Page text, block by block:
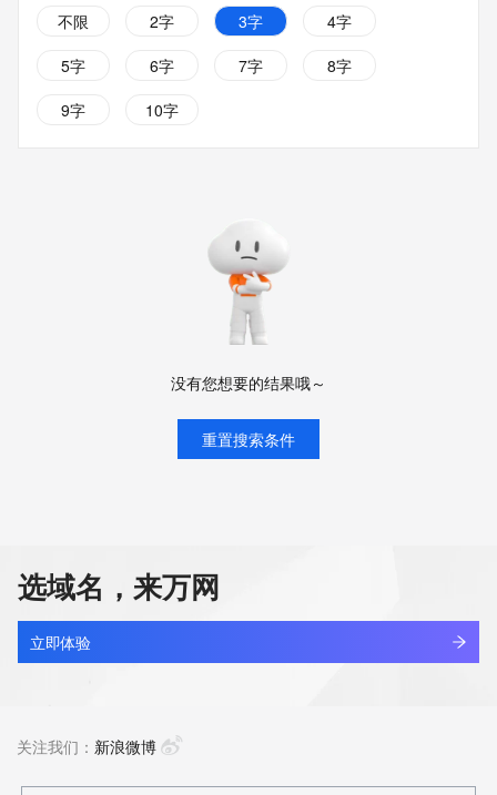
不限 2字 3字
4字
5字
6字 7字
8字
9字
10字
没有您想要的结果哦～
重置搜索条件
选域名，来万网
立即体验
关注我们： 新浪微博